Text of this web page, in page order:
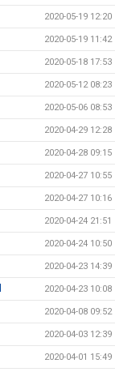
2020-05-19 12:20
2020-05-19 11:42
2020-05-18 17:53
2020-05-12 08:23
2020-05-06 08:53
2020-04-29 12:28
2020-04-28 09:15
2020-04-27 10:55
2020-04-27 10:16
2020-04-24 21:51
2020-04-24 10:50
2020-04-23 14:39
2020-04-23 10:08
2020-04-08 09:52
2020-04-03 12:39
2020-04-01 15:49